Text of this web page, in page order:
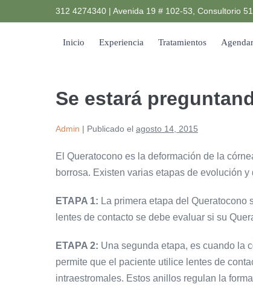
al
312 4274340 | Avenida 19 # 102-53, Consultorio
Inicio Experiencia Tratamientos
Se estará
Admin | Publicado el agosto 14, 2015
El Queratocono es la deformación de la
borrosa. Existen varias etapas de evolución
ETAPA 1: La primera etapa del
lentes de contacto se debe evaluar si su
ETAPA 2: Una segunda etapa, es cuando la
permite que el paciente utilice lentes de
intraestromales. Estos anillos regulan la